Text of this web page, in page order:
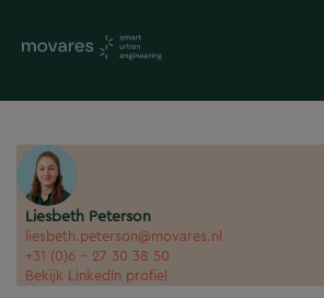
Liesbeth Peterson
liesbeth.peterson@movares.nl
+31 (0)6 - 27 30 38 50
Bekijk LinkedIn profiel